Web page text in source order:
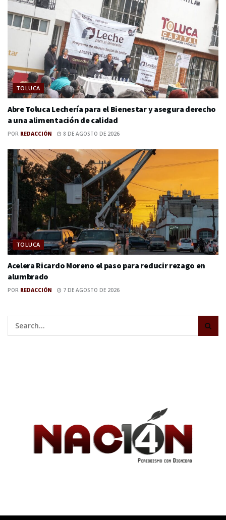
TOLUCA
Abre Toluca Lechería para el Bienestar y asegura derecho
a una alimentación de calidad
POR REDACCIÓN 8 DE AGOSTO DE 2026
TOLUCA
Acelera Ricardo Moreno el paso para reducir rezago en
alumbrado
POR REDACCIÓN 7 DE AGOSTO DE 2026